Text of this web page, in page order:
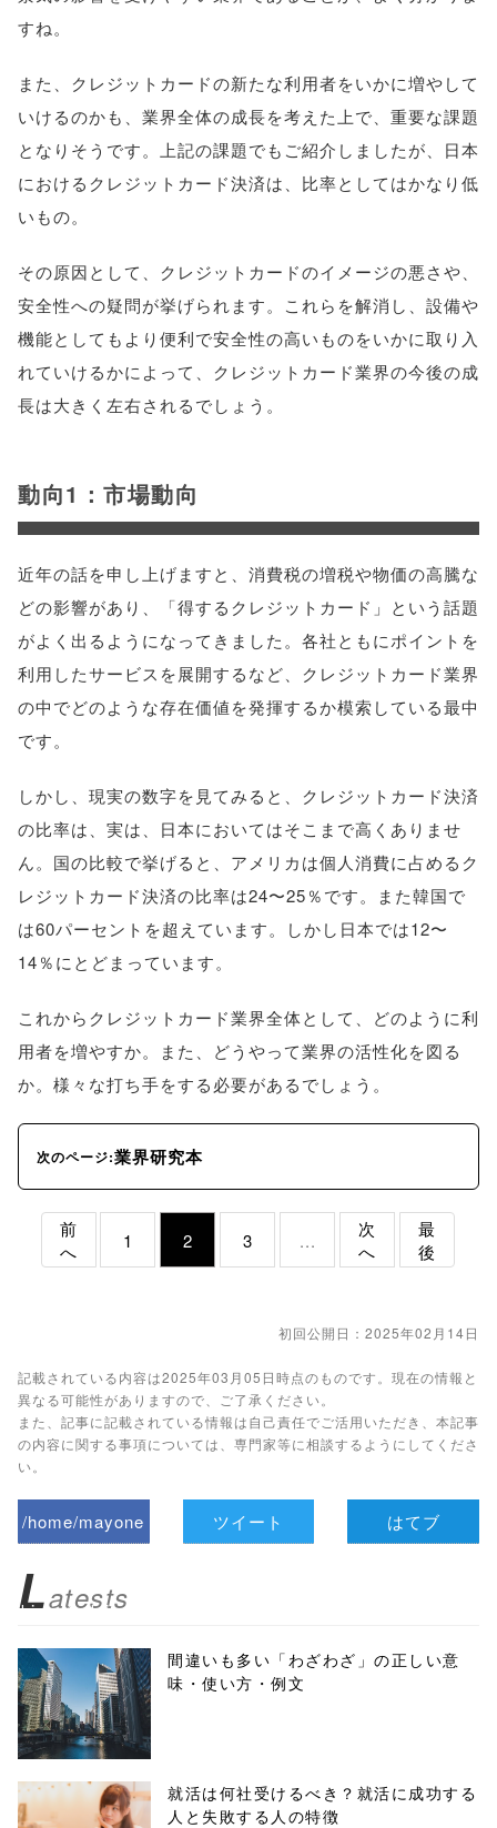
すね。
また、クレジットカードの新たな利用者をいかに増やして
いけるのかも、業界全体の成長を考えた上で、重要な課題
となりそうです。上記の課題でもご紹介しましたが、日本
におけるクレジットカード決済は、比率としてはかなり低
いもの。
その原因として、クレジットカードのイメージの悪さや、
安全性への疑問が挙げられます。これらを解消し、設備や
機能としてもより便利で安全性の高いものをいかに取り入
れていけるかによって、クレジットカード業界の今後の成
長は大きく左右されるでしょう。
動向1：市場動向
近年の話を申し上げますと、消費税の増税や物価の高騰な
どの影響があり、「得するクレジットカード」という話題
がよく出るようになってきました。各社ともにポイントを
利用したサービスを展開するなど、クレジットカード業界
の中でどのような存在価値を発揮するか模索している最中
です。
しかし、現実の数字を見てみると、クレジットカード決済
の比率は、実は、日本においてはそこまで高くありませ
ん。国の比較で挙げると、アメリカは個人消費に占めるク
レジットカード決済の比率は24〜25％です。また韓国で
は60パーセントを超えています。しかし日本では12〜
14％にとどまっています。
これからクレジットカード業界全体として、どのように利
用者を増やすか。また、どうやって業界の活性化を図る
か。様々な打ち手をする必要があるでしょう。
次のページ:業界研究本
前
へ
1 2 3 ...
次
へ
最
後
初回公開日：2025年02月14日
記載されている内容は2025年03月05日時点のものです。現在の情報と
異なる可能性がありますので、ご了承ください。
また、記事に記載されている情報は自己責任でご活用いただき、本記事
の内容に関する事項については、専門家等に相談するようにしてくださ
い。
/home/mayone
biz.jp/public_ht
ml/wp-
content/themes
/tapbiz_theme/
parts/sns-
ツイート はてブ
Latests
間違いも多い「わざわざ」の正しい意
味・使い方・例文
就活は何社受けるべき？就活に成功する
人と失敗する人の特徴